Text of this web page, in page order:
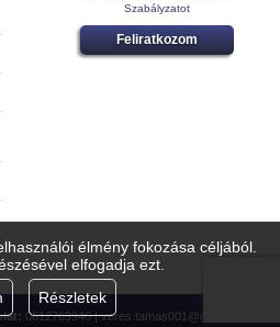
élmény fokozása céljából.
elfogadja ezt.
Részletek
Szabályzatot
Feliratkozom
0612769946 | veres.tamas001@gmail.com